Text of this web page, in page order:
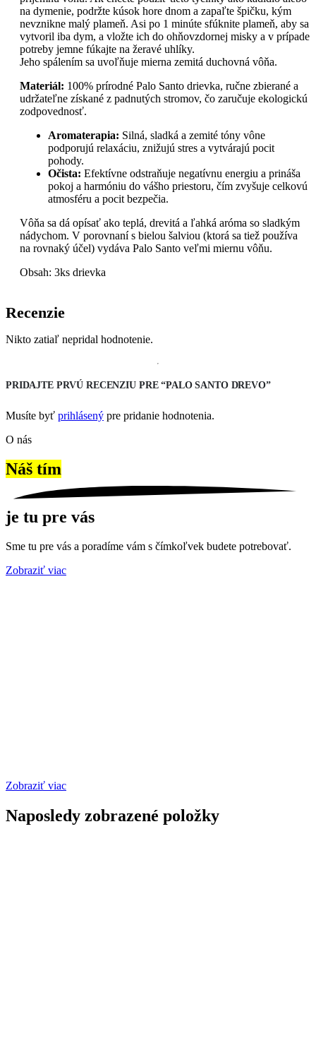
na dymenie, podržte kúsok hore dnom a zapaľte špičku, kým
nevznikne malý plameň. Asi po 1 minúte sfúknite plameň, aby sa
vytvoril iba dym, a vložte ich do ohňovzdornej misky a v prípade
potreby jemne fúkajte na žeravé uhlíky.
Jeho spálením sa uvoľňuje mierna zemitá duchovná vôňa.
Materiál: 100% prírodné Palo Santo drievka, ručne zbierané a
udržateľne získané z padnutých stromov, čo zaručuje ekologickú
zodpovednosť.
Aromaterapia: Silná, sladká a zemité tóny vône
podporujú relaxáciu, znižujú stres a vytvárajú pocit
pohody.
Očista: Efektívne odstraňuje negatívnu energiu a prináša
pokoj a harmóniu do vášho priestoru, čím zvyšuje celkovú
atmosféru a pocit bezpečia.
Vôňa sa dá opísať ako teplá, drevitá a ľahká aróma so sladkým
nádychom. V porovnaní s bielou šalviou (ktorá sa tiež používa
na rovnaký účel) vydáva Palo Santo veľmi miernu vôňu.
Obsah: 3ks drievka
Recenzie
Nikto zatiaľ nepridal hodnotenie.
PRIDAJTE PRVÚ RECENZIU PRE “PALO SANTO DREVO”
Musíte byť prihlásený pre pridanie hodnotenia.
O nás
Náš tím
je tu pre vás
Sme tu pre vás a poradíme vám s čímkoľvek budete potrebovať.
Zobraziť viac
Zobraziť viac
Naposledy zobrazené položky